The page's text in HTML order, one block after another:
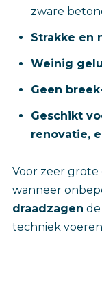
zware
Strakke en
Weinig
Geen
Geschikt
renovatie,
Voor zeer
wanneer
draadzagen de
techniek